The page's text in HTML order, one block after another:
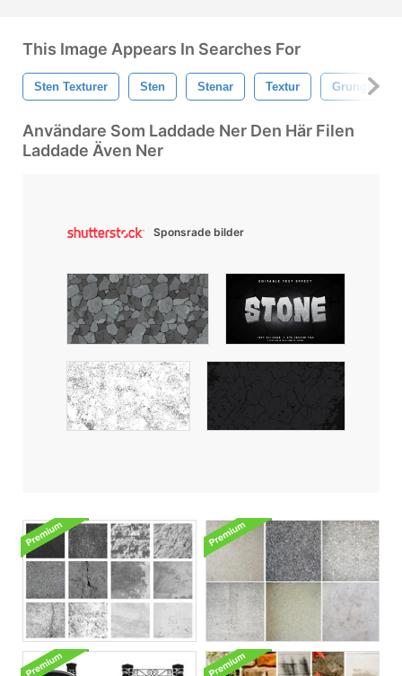
This Image Appears In Searches For
Sten Texturer Sten Stenar Textur Grunge
Användare Som Laddade Ner Den Här Filen
Laddade Även Ner
Sponsrade bilder